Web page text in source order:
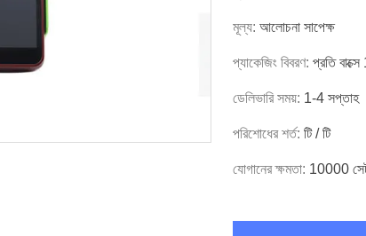
মূল্য: আলোচনা সাপেক্ষ
প্যাকেজিং বিবরণ: প্রতি
ডেলিভারি সময়: 1-4 সপ্তাহ
পরিশোধের শর্ত: টি / টি
যোগানের ক্ষমতা: 10000